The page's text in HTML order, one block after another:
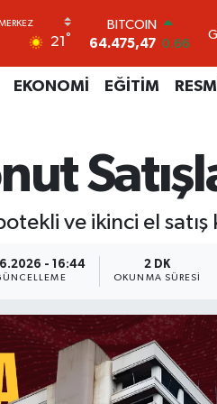
21 °
DOLAR
47,5971 0.05
55,1336 0.18
6518.23
BİST100
13.703 0
BITCOIN
64.475,47
0.66
EKONOMİ EĞİTİM
ve ikinci el
- 16:44 2 DK
OKUNMA SÜRESI